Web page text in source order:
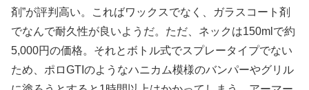
剤”が評判高い。こればワックスでなく、ガラスコート剤
でなんで耐久性が良いようだ。ただ、ネックは150mlで約
5,000円の価格。それとボトル式でスプレータイプでない
ため、ポロGTIのようなハニカム模様のバンパーやグリル